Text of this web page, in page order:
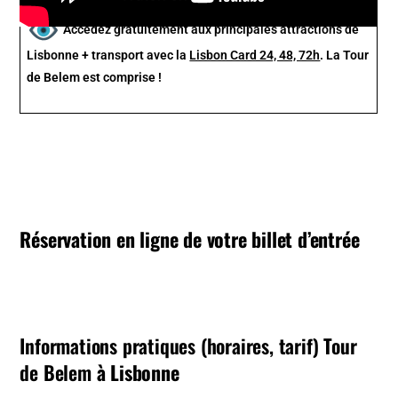
Accédez gratuitement aux principales attractions de
Lisbonne + transport avec la Lisbon Card 24, 48, 72h. La Tour
de Belem est comprise !
Réservation en ligne de votre billet d’entrée
Informations pratiques (horaires, tarif) Tour
de Belemà Lisbonne